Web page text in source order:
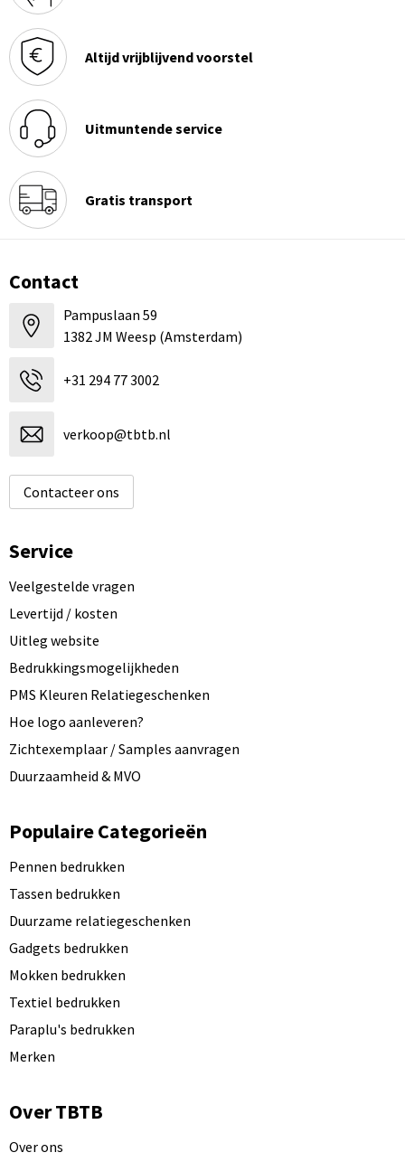
Altijd vrijblijvend voorstel
Uitmuntende service
Gratis transport
Contact
Pampuslaan 59
1382 JM Weesp (Amsterdam)
+31 294 77 3002
verkoop@tbtb.nl
Contacteer ons
Service
Veelgestelde vragen
Levertijd / kosten
Uitleg website
Bedrukkingsmogelijkheden
PMS Kleuren Relatiegeschenken
Hoe logo aanleveren?
Zichtexemplaar / Samples aanvragen
Duurzaamheid & MVO
Populaire Categorieën
Pennen bedrukken
Tassen bedrukken
Duurzame relatiegeschenken
Gadgets bedrukken
Mokken bedrukken
Textiel bedrukken
Paraplu's bedrukken
Merken
Over TBTB
Over ons